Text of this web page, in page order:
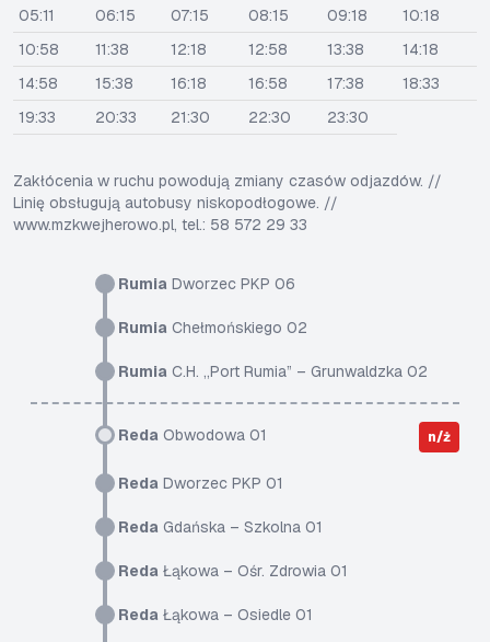
Rumia Dworzec PKP 06
Rumia Chełmońskiego 02
Rumia C.H. „Port Rumia” – Grunwaldzka 02
Reda Obwodowa 01 n/ż
Reda Dworzec PKP 01
Reda Gdańska – Szkolna 01
Reda Łąkowa – Ośr. Zdrowia 01
Reda Łąkowa – Osiedle 01
05:11 06:15 07:15 08:15 09:18
10:18
10:58
11:38 12:18 12:58 13:38
14:18
14:58
15:38 16:18 16:58 17:38
18:33
19:33
20:33 21:30 22:30 23:30
Zakłócenia w ruchu powodują zmiany czasów odjazdów. //
Linię obsługują autobusy niskopodłogowe. //
www.mzkwejherowo.pl, tel.: 58 572 29 33